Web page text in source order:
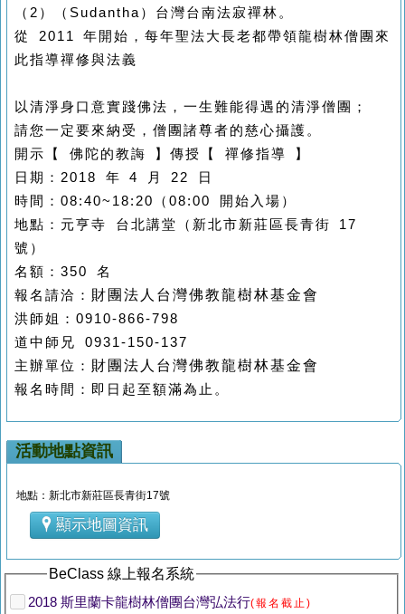
（2）（Sudantha）台灣台南法寂禪林。
從 2011 年開始，每年聖法大長老都帶領龍樹林僧團來
此指導禪修與法義
以清淨身口意實踐佛法，一生難能得遇的清淨僧團；
請您一定要來納受，僧團諸尊者的慈心攝護。
開示【 佛陀的教誨 】傳授【 禪修指導 】
日期：2018 年 4 月 22 日
時間：08:40~18:20（08:00 開始入場）
地點：元亨寺 台北講堂（新北市新莊區長青街 17
號）
名額：350 名
報名請洽： 財團法人台灣佛教龍樹林基金會
洪師姐：0910-866-798
道中師兄 0931-150-137
主辦單位： 財團法人台灣佛教龍樹林基金會
報名時間：即日起至額滿為止。
活動地點資訊
地點：新北市新莊區長青街17號
顯示地圖資訊
BeClass 線上報名系統
2018 斯里蘭卡龍樹林僧團台灣弘法行(報名截止)